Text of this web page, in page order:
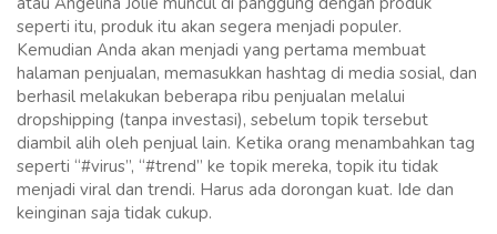
seperti itu, produk itu akan segera menjadi populer.
Kemudian Anda akan menjadi yang pertama membuat
halaman penjualan, memasukkan hashtag di media sosial, dan
berhasil melakukan beberapa ribu penjualan melalui
dropshipping (tanpa investasi), sebelum topik tersebut
diambil alih oleh penjual lain. Ketika orang menambahkan tag
seperti “#virus”, “#trend” ke topik mereka, topik itu tidak
menjadi viral dan trendi. Harus ada dorongan kuat. Ide dan
keinginan saja tidak cukup.